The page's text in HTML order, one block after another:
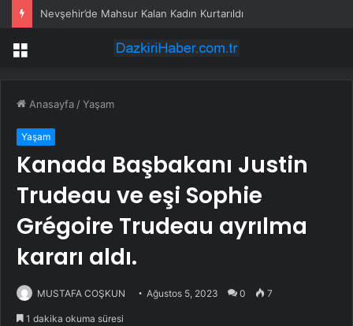
Nevşehir’de Mahsur Kalan Kadın Kurtarıldı
Menü
Anasayfa /Yaşam
Yaşam
Kanada Başbakanı Justin
Trudeau ve eşi Sophie
Grégoire Trudeau ayrılma
kararı aldı.
MUSTAFA COŞKUN Ağustos 5, 2023 0 7
1 dakika okuma süresi